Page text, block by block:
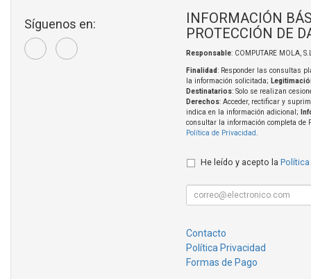
Síguenos en:
INFORMACIÓN
PROTECCIÓN DE
Responsable: COMPUTARE MOLA,
Finalidad: Responder las consultas
la información solicitada;
Destinatarios: Solo se realizan
Derechos: Acceder, rectificar y
indica en la información adicional;
consultar la información completa de
Política de Privacidad
He leído y acepto la Política
Contacto
Política Privacidad
Formas de Pago